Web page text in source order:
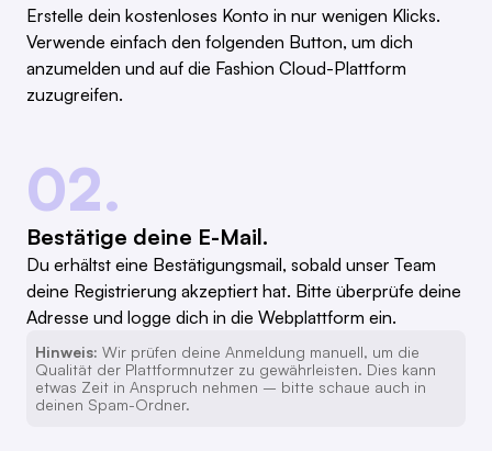
Erstelle dein kostenloses Konto in nur wenigen Klicks.
Verwende einfach den folgenden Button, um dich
anzumelden und auf die Fashion Cloud-Plattform
zuzugreifen.
02.
Bestätige deine E-Mail.
Du erhältst eine Bestätigungsmail, sobald unser Team
deine Registrierung akzeptiert hat. Bitte überprüfe deine
Adresse und logge dich in die Webplattform ein.
Hinweis: Wir prüfen deine Anmeldung manuell, um die
Qualität der Plattformnutzer zu gewährleisten. Dies kann
etwas Zeit in Anspruch nehmen – bitte schaue auch in
deinen Spam-Ordner.